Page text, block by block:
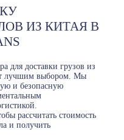
ИЗ КИТАЯ В
для доставки грузов из
лучшим выбором. Мы
и безопасную
рассчитать стоимость
и получить